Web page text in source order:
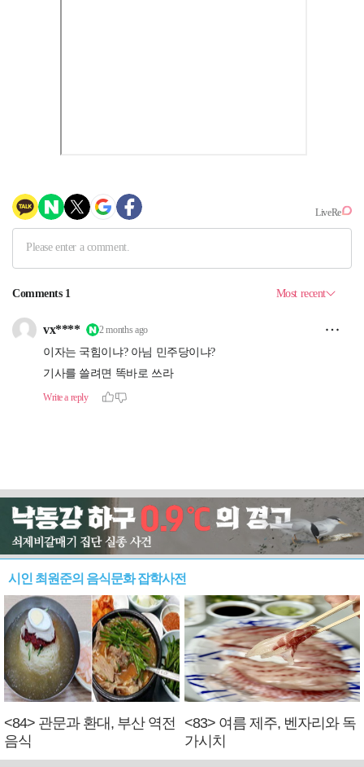
시인 최원준의 음식문화 잡학사전
<84> 관문과 환대, 부산 역전
음식
<83> 여름 제주, 벤자리와 독
가시치